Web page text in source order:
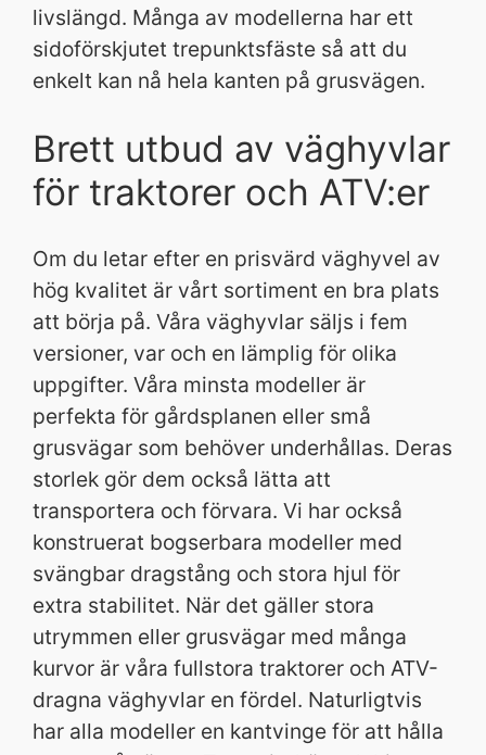
livslängd. Många av modellerna har ett
sidoförskjutet trepunktsfäste så att du
enkelt kan nå hela kanten på grusvägen.
Brett utbud av väghyvlar
för traktorer och ATV:er
Om du letar efter en prisvärd väghyvel av
hög kvalitet är vårt sortiment en bra plats
att börja på. Våra väghyvlar säljs i fem
versioner, var och en lämplig för olika
uppgifter. Våra minsta modeller är
perfekta för gårdsplanen eller små
grusvägar som behöver underhållas. Deras
storlek gör dem också lätta att
transportera och förvara. Vi har också
konstruerat bogserbara modeller med
svängbar dragstång och stora hjul för
extra stabilitet. När det gäller stora
utrymmen eller grusvägar med många
kurvor är våra fullstora traktorer och ATV-
dragna väghyvlar en fördel. Naturligtvis
har alla modeller en kantvinge för att hålla